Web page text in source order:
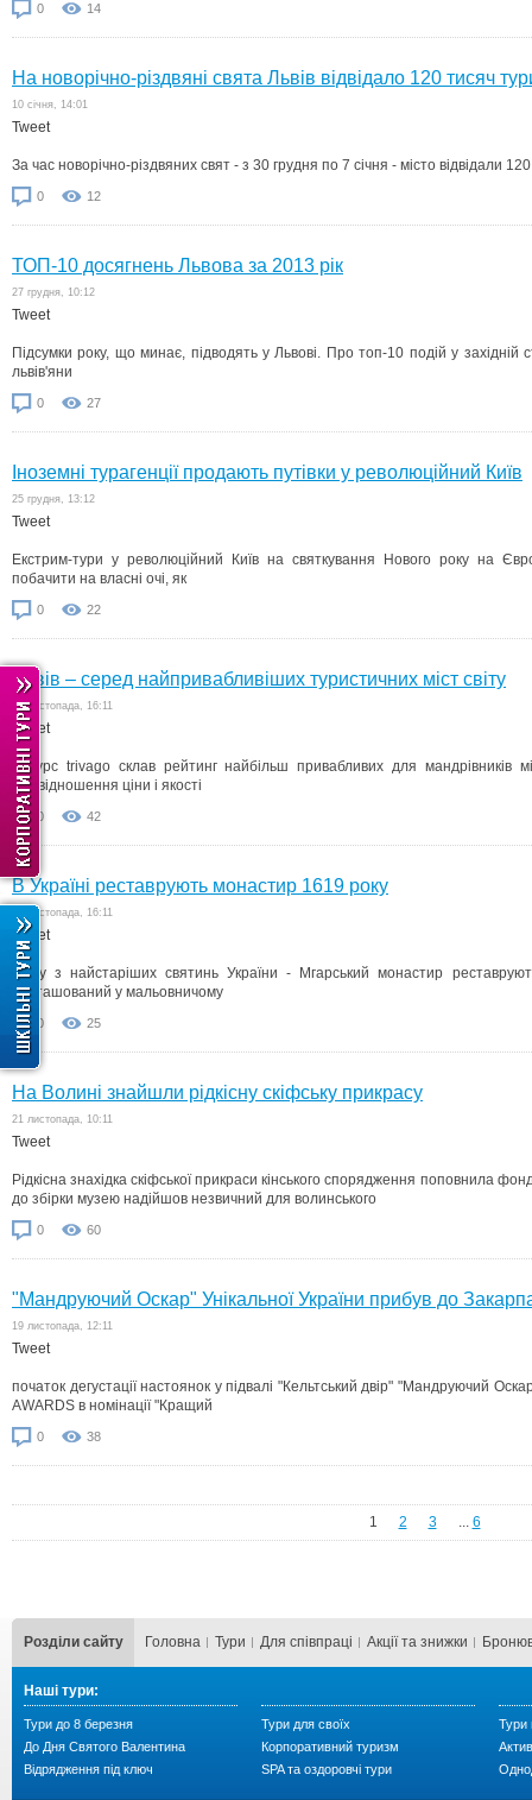
0 14
На новорічно-різдвяні свята Львів відвідало 120 тисяч
10 cічня, 14:01
Tweet
За час новорічно-різдвяних свят - з 30 грудня по 7 січня - місто відвідали
0 12
ТОП-10 досягнень Львова за 2013 рік
27 грудня, 10:12
Tweet
Підсумки року, що минає, підводять у Львові. Про топ-10 подій у західній
львів'яни
0 27
Іноземні турагенції продають путівки у революційний Київ
25 грудня, 13:12
Tweet
Екстрим-тури у революційний Київ на святкування Нового року на
побачити на власні очі, як
0 22
Львів – серед найпривабливіших туристичних міст світу
26 листопада, 16:11
Tweet
Ресурс trivago склав рейтинг найбільш привабливих для мандрівників
співвідношення ціни і якості
0 42
В Україні реставрують монастир 1619 року
25 листопада, 16:11
Tweet
Одну з найстаріших святинь України - Мгарський монастир
розташований у мальовничому
0 25
На Волині знайшли рідкісну скіфську прикрасу
21 листопада, 10:11
Tweet
Рідкісна знахідка скіфської прикраси кінського спорядження поповнила
до збірки музею надійшов незвичний для волинського
0 60
"Мандруючий Оскар" Унікальної України прибув до
19 листопада, 12:11
Tweet
початок дегустації настоянок у підвалі "Кельтський двір" "Мандруючий
AWARDS в номінації "Кращий
0 38
1 2 3 ... 6
Розділи сайту Головна Тури Для cпівпраці Акції та знижки
Наші тури:
Тури до 8 березня
До Дня Святого Валентина
Відрядження під ключ
Тури для своїх
Корпоративний туризм
SPA та оздоровчі тури
Тури